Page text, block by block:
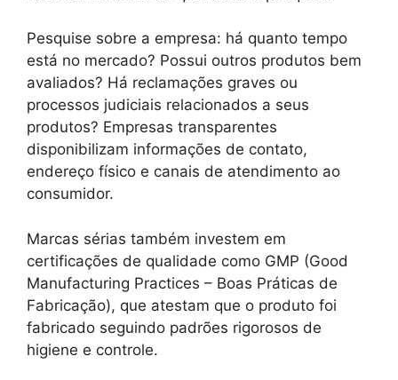
Pesquise sobre a empresa: há quanto tempo
está no mercado? Possui outros produtos bem
avaliados? Há reclamações graves ou
processos judiciais relacionados a seus
produtos? Empresas transparentes
disponibilizam informações de contato,
endereço físico e canais de atendimento ao
consumidor.
Marcas sérias também investem em
certificações de qualidade como GMP (Good
Manufacturing Practices – Boas Práticas de
Fabricação), que atestam que o produto foi
fabricado seguindo padrões rigorosos de
higiene e controle.